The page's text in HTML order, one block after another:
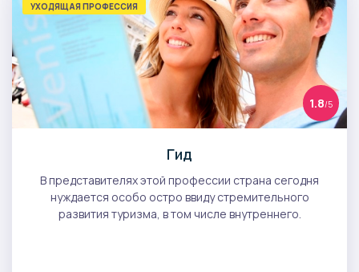
УХОДЯЩАЯ ПРОФЕССИЯ
1.8/5
Гид
В представителях этой профессии страна сегодня
нуждается особо остро ввиду стремительного
развития туризма, в том числе внутреннего.